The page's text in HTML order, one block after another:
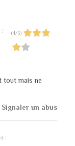
: (4/5)
tout mais ne
Signaler un abus
) :